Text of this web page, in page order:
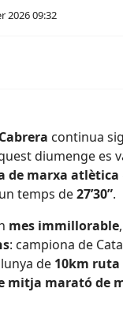
2026 09:32
continua
diumenge es
de marxa atlètica
temps de27’30”.
mes immillorable
: campiona de
de 10km ruta
mitja marató de